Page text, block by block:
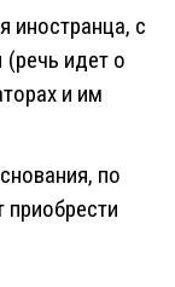
иностранца, с
идет о
и им
по
приобрести